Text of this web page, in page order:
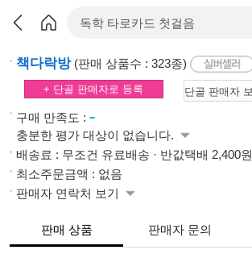
책다락방(판매 상품수 : 323종)
+ 단골 판매자로 등록
구매 만족도 : -
충분한 평가 대상이 없습니다.
배송료 : 무조건 유료배송 · 반값택배 2,400원
최소주문금액 : 없음
판매자 연락처 보기
판매 상품 판매자 문의